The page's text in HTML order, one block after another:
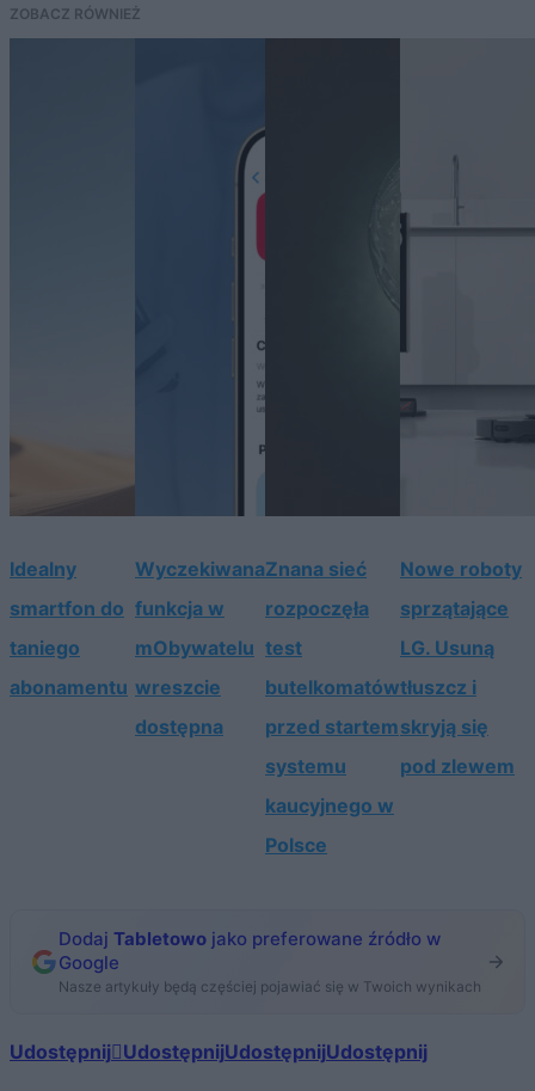
ZOBACZ RÓWNIEŻ
Idealny
smartfon do
taniego
abonamentu
Wyczekiwana
funkcja w
mObywatelu
wreszcie
dostępna
Znana sieć
rozpoczęła
test
butelkomatów
przed startem
systemu
kaucyjnego w
Polsce
Nowe roboty
sprzątające
LG. Usuną
tłuszcz i
skryją się
pod zlewem
Dodaj Tabletowo jako preferowane źródło w
Google
Nasze artykuły będą częściej pojawiać się w Twoich wynikach
Udostępnij UdostępnijUdostępnijUdostępnij